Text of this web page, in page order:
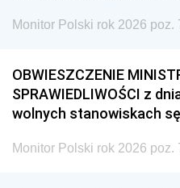
Monitor Polski rok 2026 poz.
OBWIESZCZENIE
SPRAWIEDLIWOŚCI z
wolnych stanowiskach
Monitor Polski rok 2026 poz.